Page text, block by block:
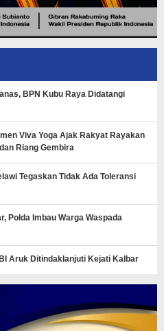
BPN Kubu Raya Didatangi
Viva Yoga Ajak Rakyat Rayakan
Riang Gembira
Tegaskan Tidak Ada Toleransi
Polda Imbau Warga Waspada
Aruk Ditindaklanjuti Kejati Kalbar